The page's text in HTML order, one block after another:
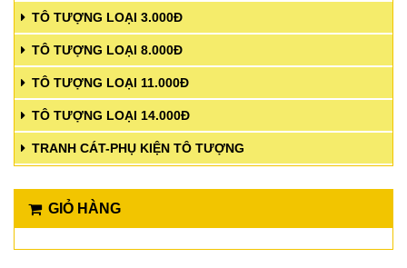
TÔ TƯỢNG LOẠI 3.000Đ
TÔ TƯỢNG LOẠI 8.000Đ
TÔ TƯỢNG LOẠI 11.000Đ
TÔ TƯỢNG LOẠI 14.000Đ
TRANH CÁT-PHỤ KIỆN TÔ TƯỢNG
GIỎ HÀNG